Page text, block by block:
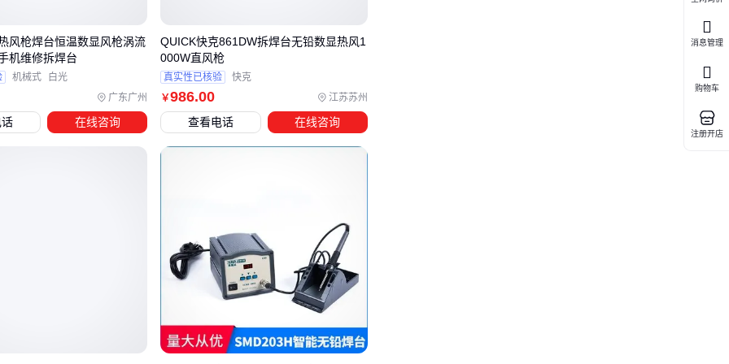
时间连续作业的工业场景。但要注意，高端设备的性能冗余对
简单维修任务可能造成不必要的采购成本。
评估实际需求时，建议先明确三个关键维度：
这种场景化选型思维能有效避免‘设备性能过剩’或‘功能不足反
复更换’的典型困境。接下来需要考虑的是如何通过配套设备构
四、焊台主机之外，这些配套设备同样影响焊接效率
采购专业焊台后，很多用户会发现单独使用主机仍存在效率瓶
广东广州
风枪焊台恒温数显风枪涡流
机维修拆焊台
机械式 白光
在线咨询
￥986.00 江苏苏州
QUICK快克861DW拆焊台无铅数显热风1
000W直风枪
真实性已核验 快克
查看电话 在线咨询
消息管理
购物车
注册开店